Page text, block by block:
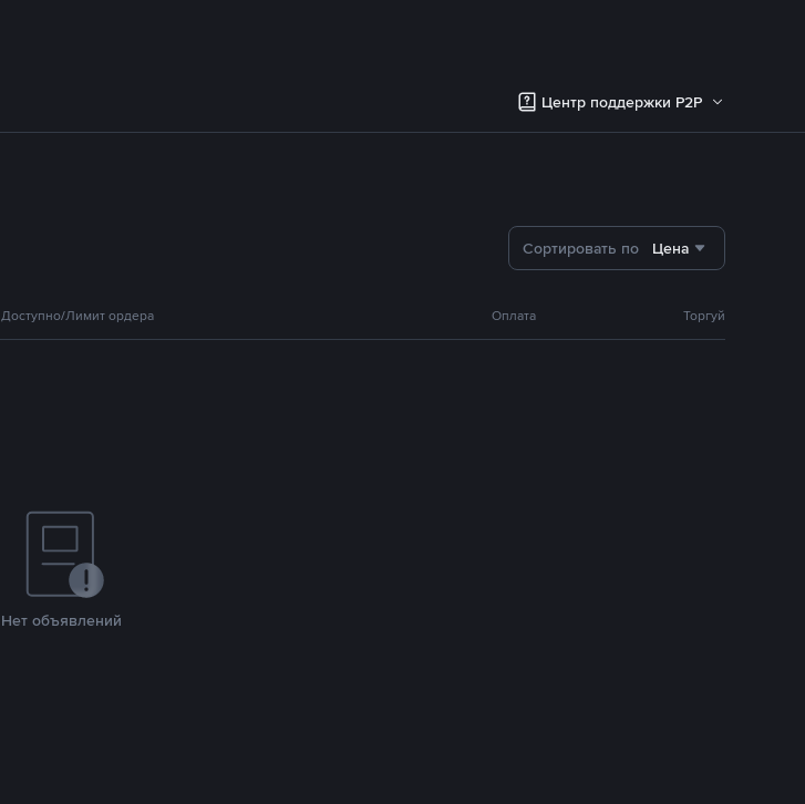
Центр поддержки P2P
Сортировать по Цена
Доступно/Лимит ордера Оплата Торгуй
Нет объявлений